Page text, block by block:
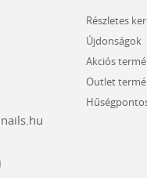
Részletes
Újdonságok
Akciós
Outlet